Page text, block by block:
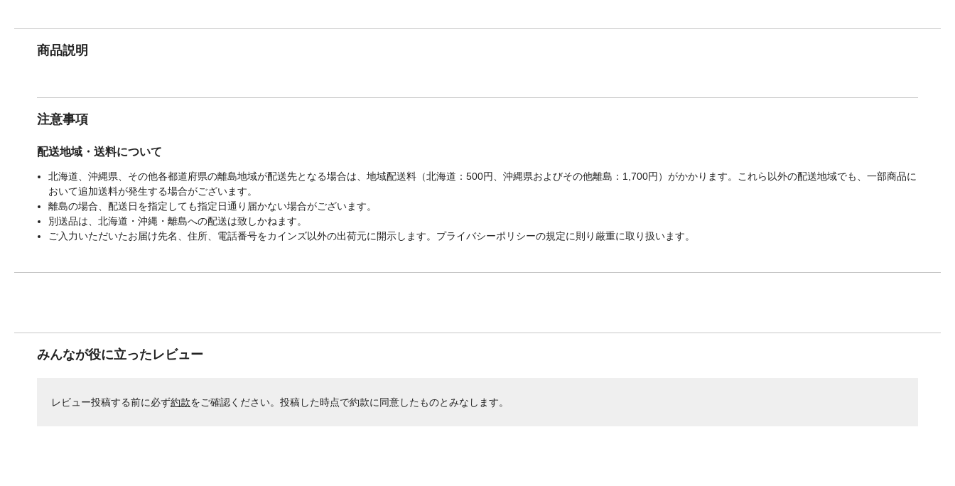
商品説明
注意事項
配送地域・送料について
北海道、沖縄県、その他各都道府県の離島地域が配送先となる場合は、地域配送料（北海道：500円、沖縄県およびその他離島：1,700円）がかかります。これら以外の配送地域でも、一部商品に
おいて追加送料が発生する場合がございます。
離島の場合、配送日を指定しても指定日通り届かない場合がございます。
別送品は、北海道・沖縄・離島への配送は致しかねます。
ご入力いただいたお届け先名、住所、電話番号をカインズ以外の出荷元に開示します。プライバシーポリシーの規定に則り厳重に取り扱います。
みんなが役に立ったレビュー
レビュー投稿する前に必ず約款をご確認ください。投稿した時点で約款に同意したものとみなします。